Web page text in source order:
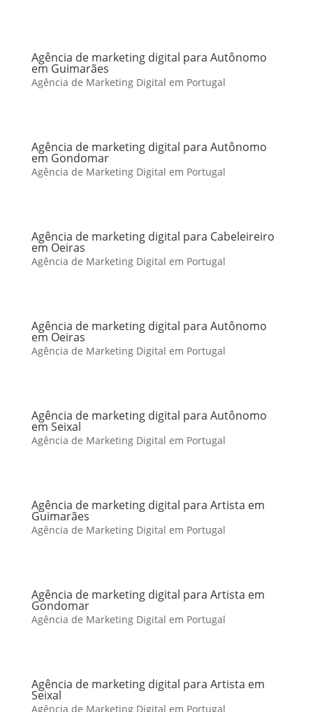
Agência de marketing digital para Autônomo
em Guimarães
Agência de Marketing Digital em Portugal
Agência de marketing digital para Autônomo
em Gondomar
Agência de Marketing Digital em Portugal
Agência de marketing digital para Cabeleireiro
em Oeiras
Agência de Marketing Digital em Portugal
Agência de marketing digital para Autônomo
em Oeiras
Agência de Marketing Digital em Portugal
Agência de marketing digital para Autônomo
em Seixal
Agência de Marketing Digital em Portugal
Agência de marketing digital para Artista em
Guimarães
Agência de Marketing Digital em Portugal
Agência de marketing digital para Artista em
Gondomar
Agência de Marketing Digital em Portugal
Agência de marketing digital para Artista em
Seixal
Agência de Marketing Digital em Portugal